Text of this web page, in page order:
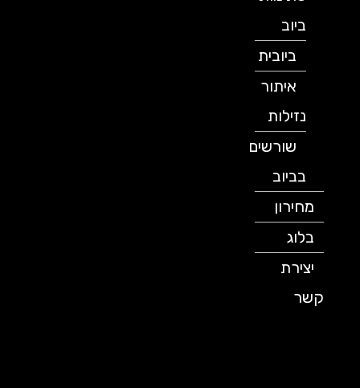
ביובית
איתור
נזילות
שורשים
בביוב
מחירון
יצירת
קשר